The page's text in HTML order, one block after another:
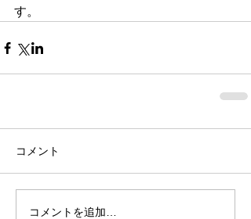
す。
コメント
コメントを追加…